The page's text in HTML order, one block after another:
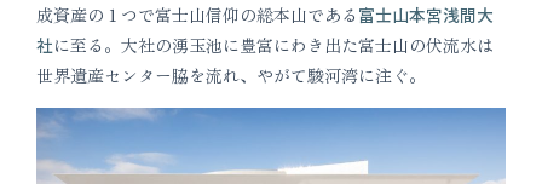
成資産の１つで富士山信仰の総本山である 富士山本宮浅間大
社に至る。大社の湧玉池に豊富にわき出た富士山の伏流水は
世界遺産センター脇を流れ、やがて駿河湾に注ぐ。